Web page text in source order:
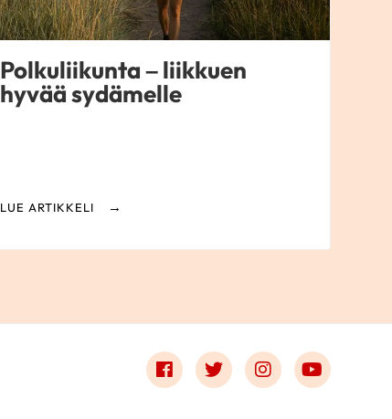
Polkuliikunta – liikkuen
hyvää sydämelle
LUE ARTIKKELI
Link to facebook
Link to twitter
Link to Link to